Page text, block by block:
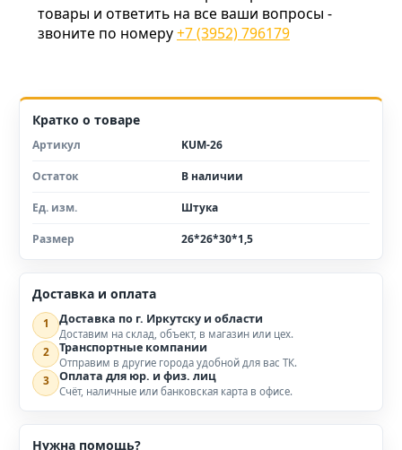
товары и ответить на все ваши вопросы -
звоните по номеру+7 (3952) 796179
Кратко о товаре
Артикул KUM-26
Остаток В наличии
Ед. изм. Штука
Размер 26*26*30*1,5
Доставка и оплата
1 Доставка по г. Иркутску и области
Доставим на склад, объект, в магазин или цех.
2 Транспортные компании
Отправим в другие города удобной для вас ТК.
3 Оплата для юр. и физ. лиц
Счёт, наличные или банковская карта в офисе.
Нужна помощь?